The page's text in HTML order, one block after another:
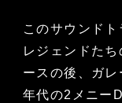
このサウンド
レジェンドた
ースの後、ガ
年代の2メニー